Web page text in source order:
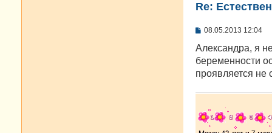
Re:
С
о
щ
е
н
08.05.2013 12:04
Александра, я
беременности
проявляется не